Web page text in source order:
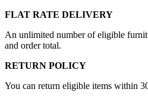
FLAT RATE DELIVERY
An unlimited number of eligible
and order total.
RETURN POLICY
You can return eligible items within